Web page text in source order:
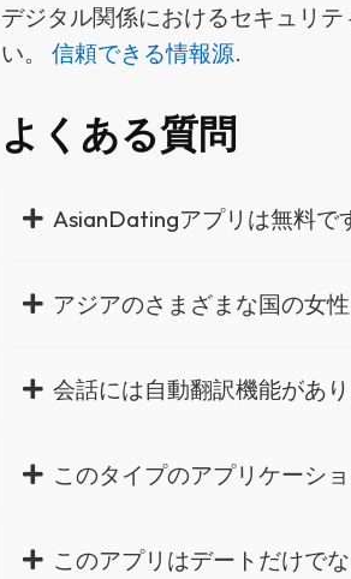
デジタル関係におけるセキュリ
い。信頼できる情報源.
よくある質問
AsianDatingアプリは無料で
アジアのさまざまな国の女
会話には自動翻訳機能があ
このタイプのアプリケーシ
このアプリはデートだけで